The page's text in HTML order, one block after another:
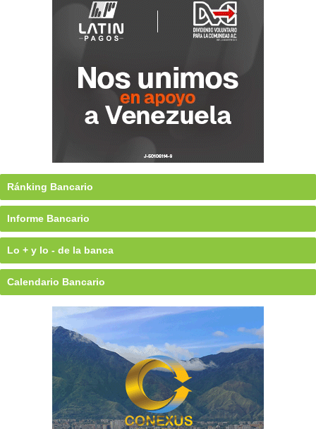
Ránking Bancario
Informe Bancario
Lo + y lo - de la banca
Calendario Bancario